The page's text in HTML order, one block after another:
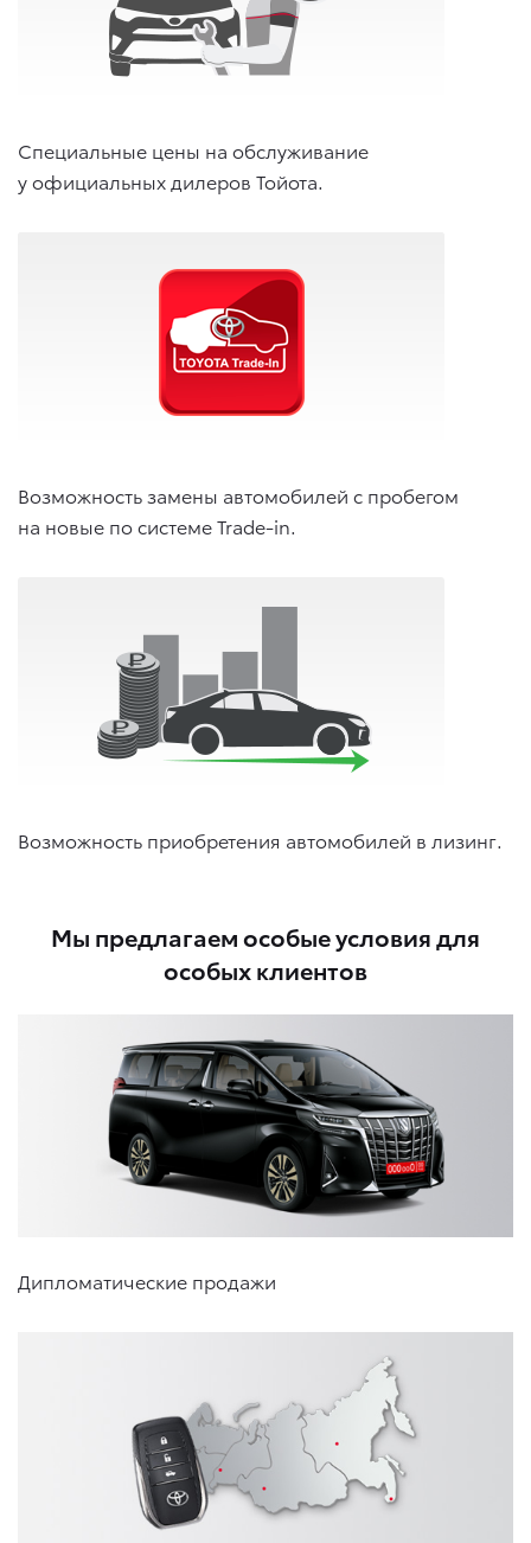
Специальные цены на обслуживание
у официальных дилеров Тойота.
Возможность замены автомобилей с пробегом
на новые по системе Trade-in.
Возможность приобретения автомобилей в лизинг.
Мы предлагаем особые условия для
особых клиентов
Дипломатические продажи